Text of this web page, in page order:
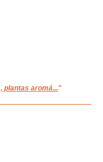
plantas aromá..."